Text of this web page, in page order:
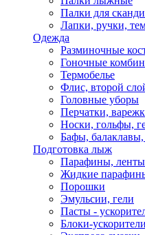
Палки для
Лапки, ручки,
Одежда
Разминочные
Гоночные
Термобелье
Флис, второй
Головные уборы
Перчатки,
Носки, гольфы,
Бафы,
Подготовка лыж
Парафины, ленты
Жидкие
Порошки
Эмульсии, гели
Пасты -
Блоки-ускорители